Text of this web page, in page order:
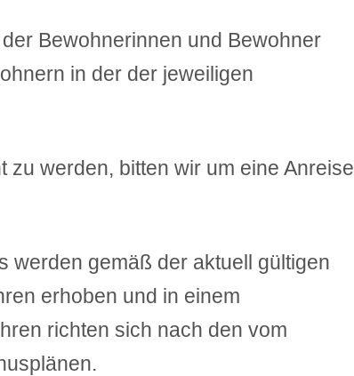
Bewohnerinnen und Bewohner
in der der jeweiligen
werden, bitten wir um eine Anreise
werden gemäß der aktuell gültigen
erhoben und in einem
richten sich nach den vom